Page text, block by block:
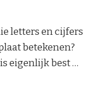
letters en cijfers
betekenen?
eigenlijk best …